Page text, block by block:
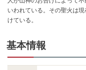
いわれている。その聖火は
けている。
基本情報